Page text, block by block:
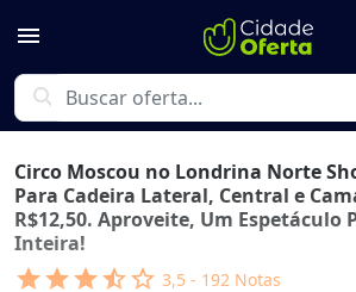
menu
search
Circo Moscou no Londrina Norte
Para Cadeira Lateral, Central e
R$12,50. Aproveite, Um Espetáculo
Inteira!
starstarstarstar_halfstar_outline 3,5 - 192 Notas